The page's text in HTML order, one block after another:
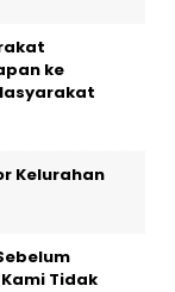
ke
Kelurahan
Tidak